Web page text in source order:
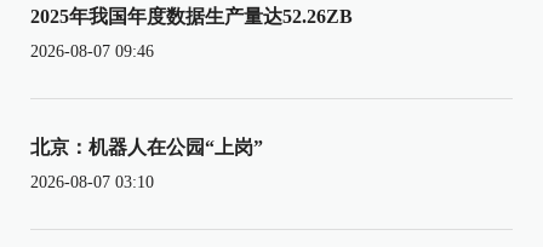
2025年我国年度数据生产量达52.26ZB
2026-08-07 09:46
北京：机器人在公园“上岗”
2026-08-07 03:10